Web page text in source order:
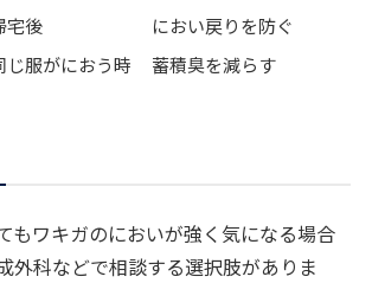
宅後
におい戻りを防ぐ
じ服がにおう時 蓄積臭を減らす
もワキガのにおいが強く気になる場合
外科などで相談する選択肢がありま